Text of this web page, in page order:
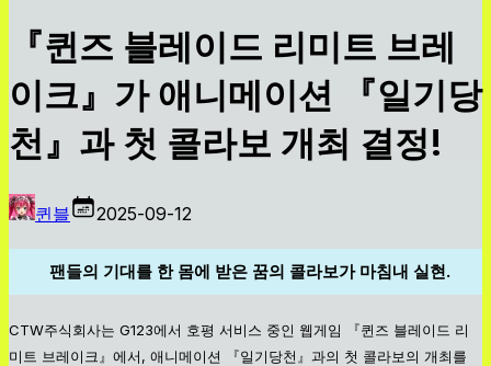
『퀸즈 블레이드 리미트 브레
이크』가 애니메이션 『일기당
천』과 첫 콜라보 개최 결정!
퀸블 2025-09-12
팬들의 기대를 한 몸에 받은 꿈의 콜라보가 마침내 실현.
CTW주식회사는 G123에서 호평 서비스 중인 웹게임 『퀸즈 블레이드 리
미트 브레이크』에서, 애니메이션 『일기당천』과의 첫 콜라보의 개최를